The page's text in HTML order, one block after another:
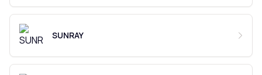
SUNRAY